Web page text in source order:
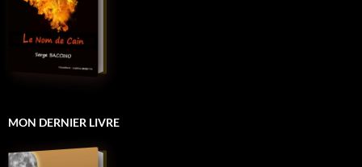
MON DERNIER LIVRE